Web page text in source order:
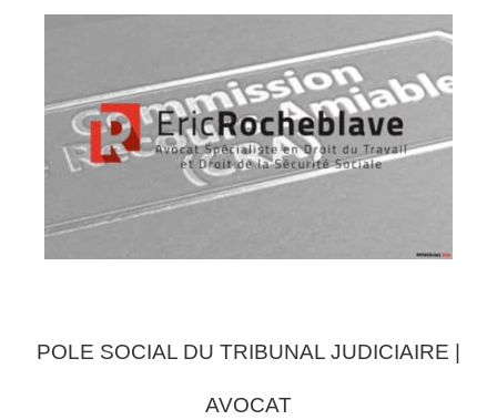
POLE SOCIAL DU TRIBUNAL JUDICIAIRE |
AVOCAT